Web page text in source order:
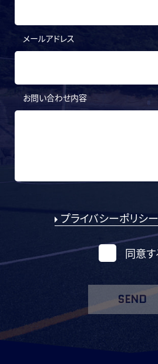
メールアドレス
お問い合わせ内容
プライバシーポリシ
同意す
SEND